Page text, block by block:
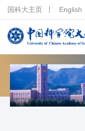
国科大主页 English